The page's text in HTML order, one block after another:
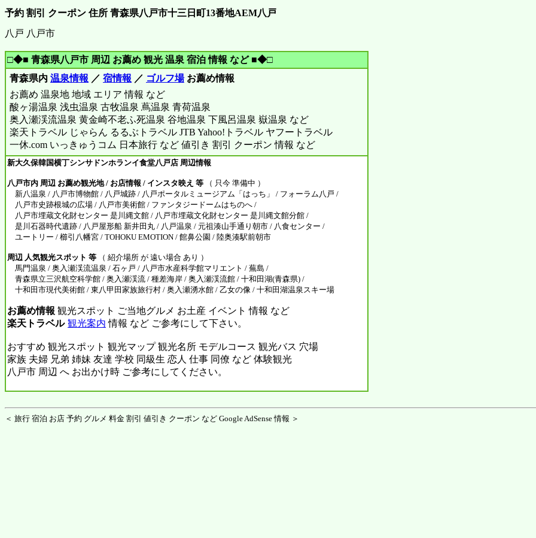
予約 割引 クーポン 住所 青森県八戸市十三日町13番地AEM八戸
八戸 八戸市
□◆■ 青森県八戸市 周辺 お薦め 観光 温泉 宿泊 情報 など ■◆□
青森県内 温泉情報 ／ 宿情報 ／ ゴルフ場お薦め情報
お薦め 温泉地 地域 エリア 情報 など
酸ヶ湯温泉 浅虫温泉 古牧温泉 蔦温泉 青荷温泉
奥入瀬渓流温泉 黄金崎不老ふ死温泉 谷地温泉 下風呂温泉 嶽温泉 など
楽天トラベル じゃらん るるぶトラベル JTB Yahoo!トラベル ヤフートラベル
一休.com いっきゅうコム 日本旅行 など 値引き 割引 クーポン 情報 など
新大久保韓国横丁シンサドンホランイ食堂八戸店 周辺情報
八戸市内 周辺 お薦め観光地 / お店情報 / インスタ映え 等 （ 只今 準備中 ）
新八温泉 / 八戸市博物館 / 八戸城跡 / 八戸ポータルミュージアム「はっち」 / フォーラム八戸 /
八戸市史跡根城の広場 / 八戸市美術館 / ファンタジードームはちのへ /
八戸市埋蔵文化財センター 是川縄文館 / 八戸市埋蔵文化財センター 是川縄文館分館 /
是川石器時代遺跡 / 八戸屋形船 新井田丸 / 八戸温泉 / 元祖湊山手通り朝市 / 八食センター /
ユートリー / 櫛引八幡宮 / TOHOKU EMOTION / 館鼻公園 / 陸奥湊駅前朝市
周辺 人気観光スポット 等 （ 紹介場所 が 遠い場合 あり ）
馬門温泉 / 奥入瀬渓流温泉 / 石ヶ戸 / 八戸市水産科学館マリエント / 蕪島 /
青森県立三沢航空科学館 / 奥入瀬渓流 / 種差海岸 / 奥入瀬渓流館 / 十和田湖(青森県) /
十和田市現代美術館 / 東八甲田家族旅行村 / 奥入瀬湧水館 / 乙女の像 / 十和田湖温泉スキー場
お薦め情報 観光スポット ご当地グルメ お土産 イベント 情報 など
楽天トラベル 観光案内 情報 など ご参考にして下さい。
おすすめ 観光スポット 観光マップ 観光名所 モデルコース 観光バス 穴場
家族 夫婦 兄弟 姉妹 友達 学校 同級生 恋人 仕事 同僚 など 体験観光
八戸市 周辺 へ お出かけ時 ご参考にしてください。
＜ 旅行 宿泊 お店 予約 グルメ 料金 割引 値引き クーポン など Google AdSense 情報 ＞